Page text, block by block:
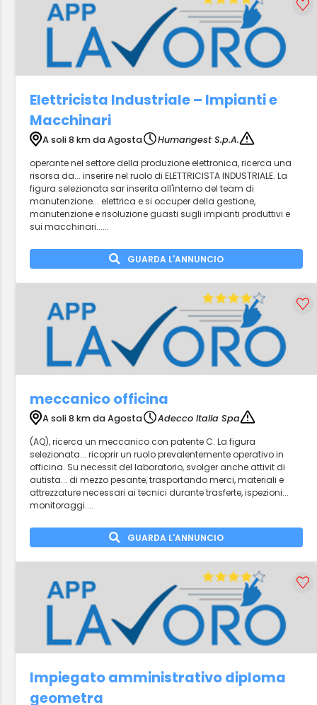
Elettricista Industriale – Impianti e
Macchinari
A soli 8 km da Agosta
Humangest S.p.A.
operante nel settore della produzione elettronica, ricerca una
risorsa da... inserire nel ruolo di ELETTRICISTA INDUSTRIALE. La
figura selezionata sar inserita all'interno del team di
manutenzione... elettrica e si occuper della gestione,
manutenzione e risoluzione guasti sugli impianti produttivi e
sui macchinari......
GUARDA L'ANNUNCIO
meccanico officina
A soli 8 km da Agosta
Adecco Italia Spa
(AQ), ricerca un meccanico con patente C. La figura
selezionata... ricoprir un ruolo prevalentemente operativo in
officina. Su necessit del laboratorio, svolger anche attivit di
autista... di mezzo pesante, trasportando merci, materiali e
attrezzature necessari ai tecnici durante trasferte, ispezioni...
monitoraggi....
GUARDA L'ANNUNCIO
Impiegato amministrativo diploma
geometra